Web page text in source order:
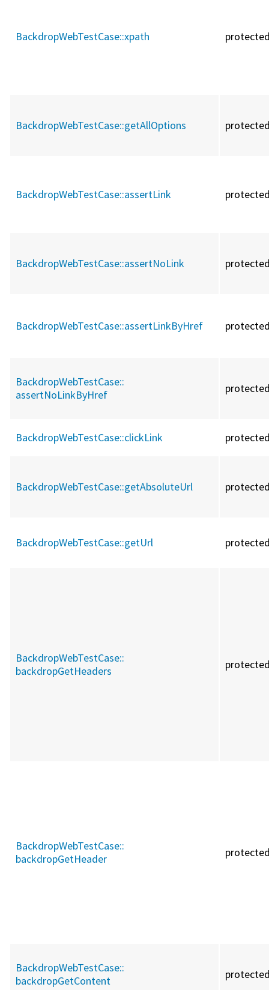
BackdropWebTestCase::xpath
BackdropWebTestCase::getAllOptions
BackdropWebTestCase::assertLink
BackdropWebTestCase::assertNoLink
BackdropWebTestCase::assertLinkByHref
BackdropWebTestCase::
assertNoLinkByHref
BackdropWebTestCase::clickLink
BackdropWebTestCase::getAbsoluteUrl
BackdropWebTestCase::getUrl
BackdropWebTestCase::
backdropGetHeaders
BackdropWebTestCase::
backdropGetHeader
BackdropWebTestCase::
backdropGetContent